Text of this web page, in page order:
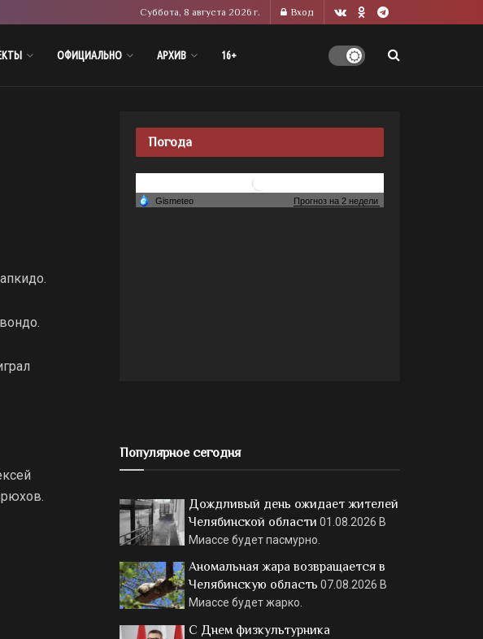
Суббота, 8 августа 2026 г. Вход
ОФИЦИАЛЬНО АРХИВ 16+
Погода
Популярное сегодня
Дождливый день ожидает жителей
Челябинской области 01.08.2026 В
Миассе будет пасмурно.
Аномальная жара возвращается в
Челябинскую область 07.08.2026 В
Миассе будет жарко.
С Днем физкультурника